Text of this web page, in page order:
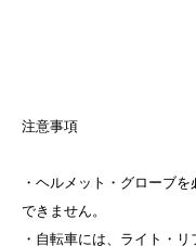
注意事項
・ヘルメット・グローブ
できません。
・自転車には、ライト・